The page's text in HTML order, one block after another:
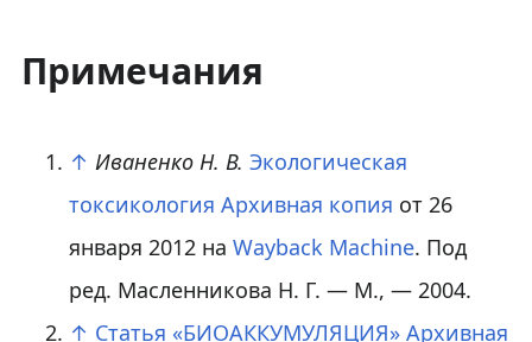
Примечания
↑ Иваненко Н. В. Экологическая
токсикология Архивная копия от 26
января 2012 на Wayback Machine. Под
ред. Масленникова Н. Г. — М., — 2004.
↑ Статья «БИОАККУМУЛЯЦИЯ» Архивная